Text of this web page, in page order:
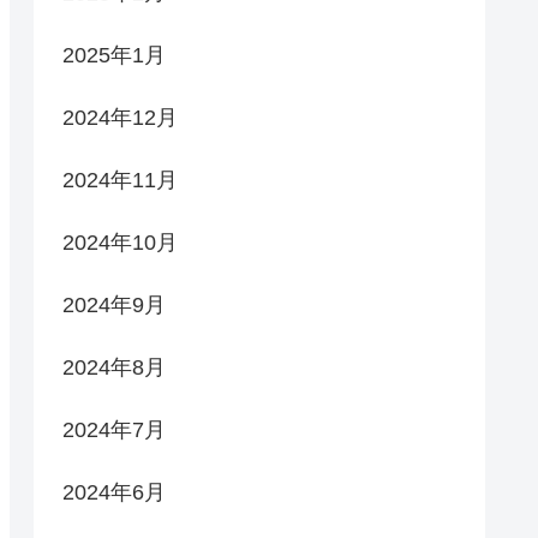
2025年1月
2024年12月
2024年11月
2024年10月
2024年9月
2024年8月
2024年7月
2024年6月